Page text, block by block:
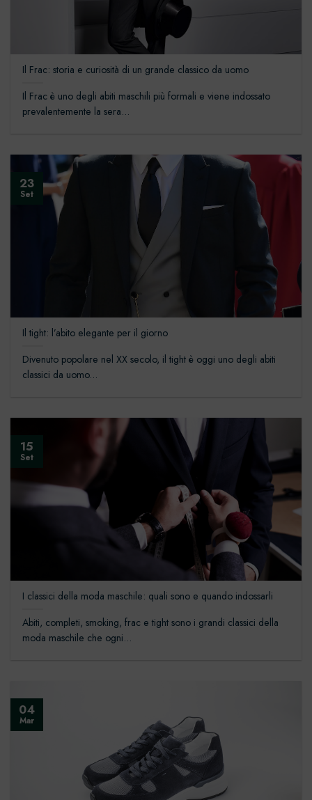
Il Frac: storia e curiosità di un grande classico da uomo
Il Frac è uno degli abiti maschili più formali e viene indossato
prevalentemente la sera...
Il tight: l’abito elegante per il giorno
Divenuto popolare nel XX secolo, il tight è oggi uno degli abiti
classici da uomo...
23
Set
I classici della moda maschile: quali sono e quando indossarli
Abiti, completi, smoking, frac e tight sono i grandi classici della
moda maschile che ogni...
15
Set
04
Mar